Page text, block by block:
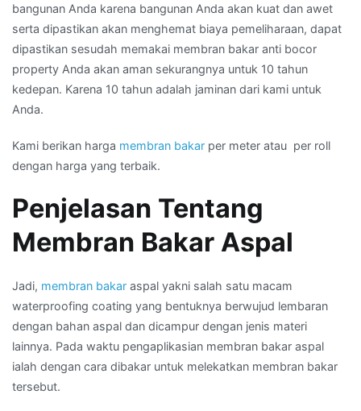
bangunan Anda karena bangunan Anda akan kuat dan awet
serta dipastikan akan menghemat biaya pemeliharaan, dapat
dipastikan sesudah memakai membran bakar anti bocor
property Anda akan aman sekurangnya untuk 10 tahun
kedepan. Karena 10 tahun adalah jaminan dari kami untuk
Anda.
Kami berikan harga membran bakar per meter atau per roll
dengan harga yang terbaik.
Penjelasan Tentang
Membran Bakar Aspal
Jadi, membran bakar aspal yakni salah satu macam
waterproofing coating yang bentuknya berwujud lembaran
dengan bahan aspal dan dicampur dengan jenis materi
lainnya. Pada waktu pengaplikasian membran bakar aspal
ialah dengan cara dibakar untuk melekatkan membran bakar
tersebut.